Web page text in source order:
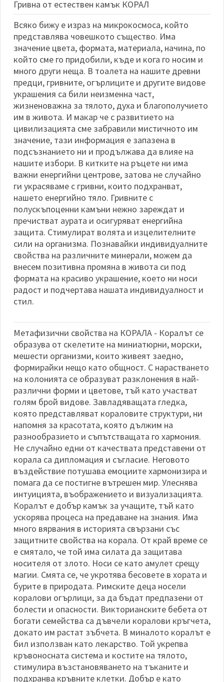
избереш
дадения
и кликнеш
бутона
"Запази"
Приеми
всички
бисквитките
Гривна от естествен камък КОРАЛ
Всяко бижу е израз на микрокосмоса, който
представлява човешкото същество. Има
значение цвета, формата, материала, начина, по
който сме го придобили, къде и кога го носим и
много други неща. В тоалета на нашите древни
предци, гривните, огърлиците и другите видове
украшения са били неизменна част,
жизненоважна за тялото, духа и благополучието
им в живота. И макар че с развитието на
цивилизацията сме забравили мистичното им
значение, тази информация е запазена в
подсъзнанието ни и продължава да влияе на
нашите избори. В китките на ръцете ни има
важни енергийни центрове, затова не случайно
ги украсяваме с гривни, които подхранват,
нашето енергийно тяло. Гривните с
полускъпоценни камъни нежно зареждат и
пречистват аурата и осигуряват енергийна
защита. Стимулират волята и изцелителните
сили на организма. Познавайки индивидуалните
свойства на различните минерали, можем да
внесем позитивна промяна в живота си под
формата на красиво украшение, което ни носи
радост и подчертава нашата индивидуалност и
стил.
Метафизични свойства на КОРАЛА - Коралът се
образува от скелетите на миниатюрни, морски,
мешести организми, които живеят заедно,
формирайки нещо като общност. С нарастването
на колонията се образуват разклонения в най-
различни форми и цветове, тъй като участват
голям брой видове. Завладяващата гледка,
която представляват кораловите структури, ни
напомня за красотата, която дължим на
разнообразието и съпътстващата го хармония.
Не случайно едни от качествата представени от
корала са дипломация и съгласие. Неговото
въздействие потушава емоциите хармонизира и
помага да се постигне вътрешен мир. Улеснява
интуицията, въображението и визуализацията.
Коралът е добър камък за учащите, тъй като
ускорява процеса на предаване на знания. Има
много вярвания в историята свързани със
защитните свойства на корала. От край време се
е смятало, че той има силата да защитава
носителя от злото. Носи се като амулет срещу
магии. Смята се, че укротява бесовете в хората и
бурите в природата. Римските деца носели
коралови огърлици, за да бъдат предпазени от
болести и опасности. Викторианските бебета от
богати семейства са дъвчели коралови кръгчета,
докато им растат зъбчета. В миналото коралът е
бил използван като лекарство. Той укрепва
кръвоносната система и костите на тялото,
стимулира възстановяването на тъканите и
подхранва кръвните клетки. Добър е като